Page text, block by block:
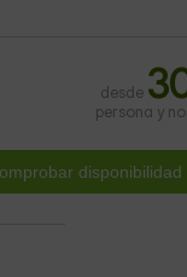
desde
persona y